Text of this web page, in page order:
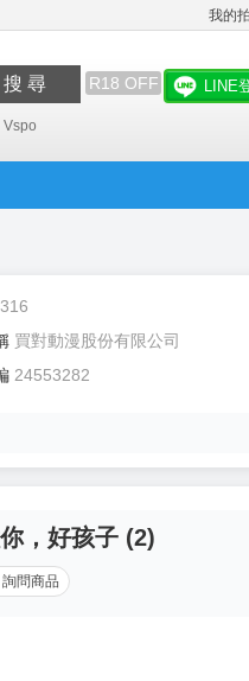
我的
搜 尋 R18 OFF
Vspo
LINE
買對動漫股份有限公司
24553282
，好孩子 (2)
詢問商品